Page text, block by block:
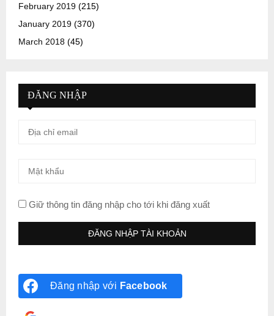
February 2019 (215)
January 2019 (370)
March 2018 (45)
ĐĂNG NHẬP
Giữ thông tin đăng nhập cho tới khi đăng xuất
Đăng nhập với Facebook